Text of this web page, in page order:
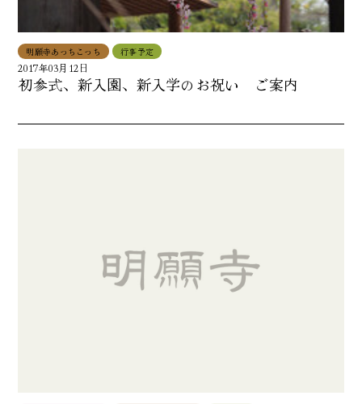
明願寺あっちこっち 行事予定
2017年03月12日
初参式、新入園、新入学のお祝い ご案内